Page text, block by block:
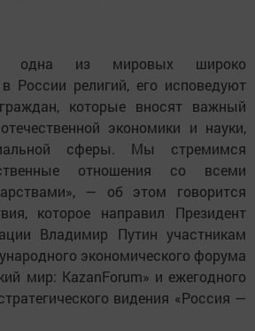
из мировых широко
России религий, его исповедуют
которые вносят важный
экономики и науки,
сферы. Мы стремимся
отношения со всеми
— об этом говорится
которое направил Президент
Владимир Путин участникам
экономического форума
мир: KazanForum» и ежегодного
видения «Россия —